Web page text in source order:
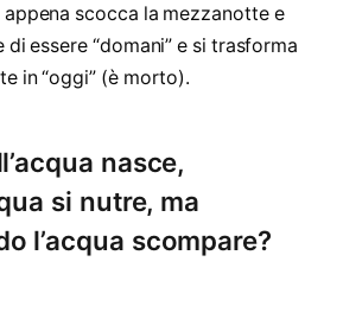
appena scocca la mezzanotte e
di essere “domani” e si trasforma
in “oggi” (è morto).
nasce,
si nutre, ma
l’acqua scompare?